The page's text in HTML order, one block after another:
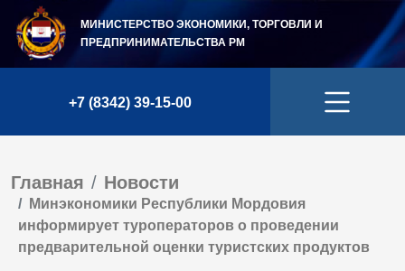
МИНИСТЕРСТВО ЭКОНОМИКИ, ТОРГОВЛИ И
ПРЕДПРИНИМАТЕЛЬСТВА РМ
+7 (8342) 39-15-00
Главная Новости
Минэкономики Республики Мордовия
информирует туроператоров о проведении
предварительной оценки туристских продуктов